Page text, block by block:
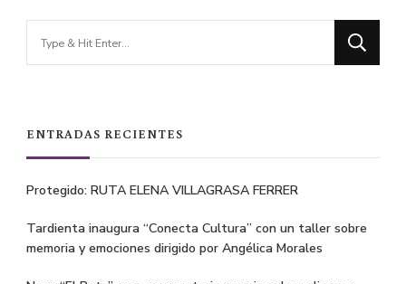
ENTRADAS RECIENTES
Protegido: RUTA ELENA VILLAGRASA FERRER
Tardienta inaugura “Conecta Cultura” con un taller sobre
memoria y emociones dirigido por Angélica Morales